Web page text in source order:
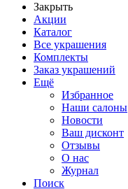
Закрыть
Акции
Каталог
Все украшения
Комплекты
Заказ украшений
Ещё
Избранное
Наши салоны
Новости
Ваш дисконт
Отзывы
О нас
Журнал
Поиск